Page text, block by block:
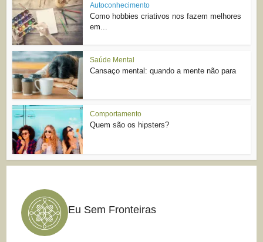
Autoconhecimento
Como hobbies criativos nos fazem melhores
em...
Saúde Mental
Cansaço mental: quando a mente não para
Comportamento
Quem são os hipsters?
Eu Sem Fronteiras